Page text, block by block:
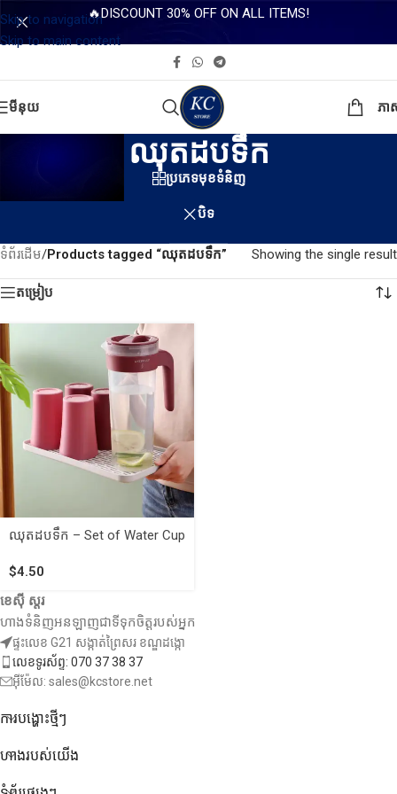
Skip to navigation
Skip to main content
🔥DISCOUNT 30% OFF ON ALL ITEMS!
មីនុយ ភា
ឈុតដបទឹក
ប្រភេទមុខទំនិញ
បិទ
ទំព័រដើម/Products tagged “ឈុតដបទឹក” Showing the single result
តម្រៀប
ឈុតដបទឹក – Set of Water Cup
$4.50
ខេស៊ី ស្តរ
ហាងទំនិញអនឡាញជាទីទុកចិត្តរបស់អ្នក
ផ្ទះលេខ G21 សង្កាត់ព្រៃសរ ខណ្ឌដង្កោ
លេខទូរស័ព្ទ: 070 37 38 37
អ៊ីម៉ែល: sales@kcstore.net
ការបង្ហោះថ្មីៗ
ហាងរបស់យើង